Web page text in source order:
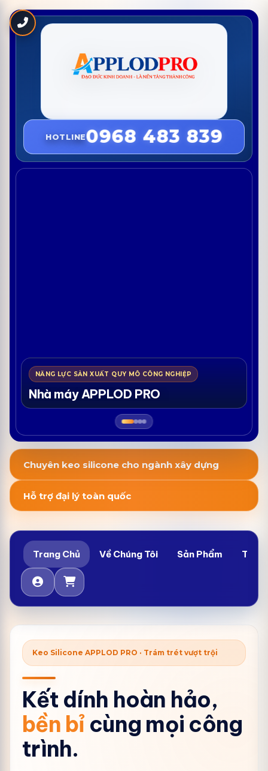
HOTLINE0968 483 839
NĂNG LỰC SẢN XUẤT QUY MÔ CÔNG NGHIỆP
Nhà máy APPLOD PRO
Chuyên keo silicone cho ngành xây dựng
Hỗ trợ đại lý toàn quốc
Trang Chủ Về Chúng Tôi Sản Phẩm Tin
Keo Silicone APPLOD PRO · Trám trét vượt trội
Kết dính hoàn hảo,
bền bỉcùng mọi công
trình.